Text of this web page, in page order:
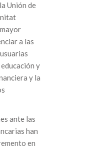
Unión de
a las
y
y la
ante las
han
en